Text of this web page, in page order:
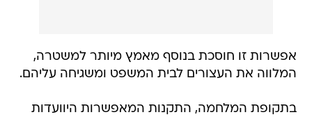
אפשרות זו חוסכת בנוסף מאמץ מיותר למשטרה,
המלווה את העצורים לבית המשפט ומשגיחה עליהם.
בתקופת המלחמה, התקנות המאפשרות היוועדות